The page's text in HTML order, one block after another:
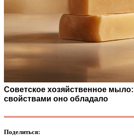
Советское хозяйственное
свойствами оно обладало
Поделиться: